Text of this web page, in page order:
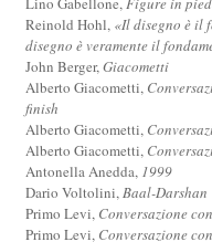
Reinold Hohl, «Il disegno è il
disegno è veramente il
John Berger,Giacometti
Alberto Giacometti,
finish
Alberto Giacometti,
Alberto Giacometti,
Antonella Anedda, 1999
Dario Voltolini,Baal-Darshan
Primo Levi, Conversazione
Primo Levi, Conversazione